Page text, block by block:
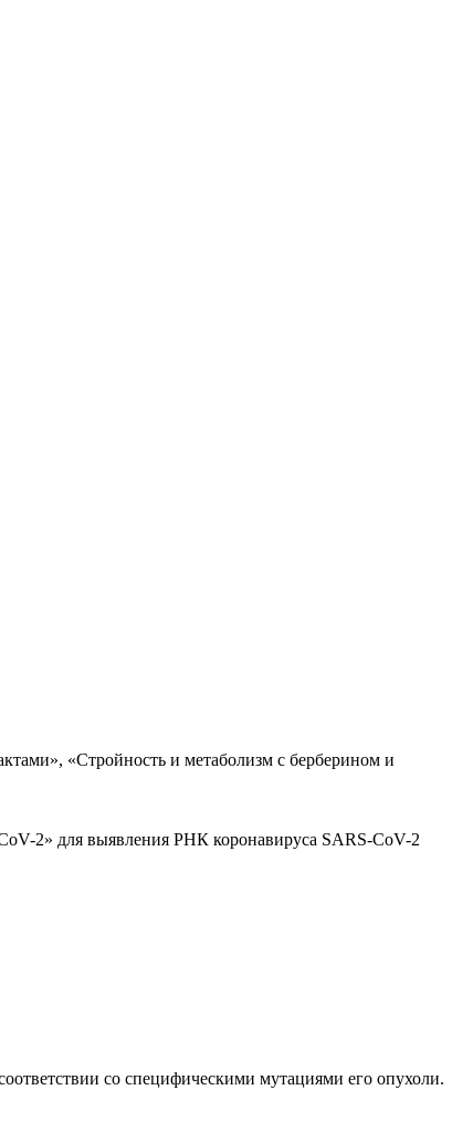
«Стройность и метаболизм с берберином и
2» для выявления РНК коронавируса SARS-CoV-2
со специфическими мутациями его опухоли.